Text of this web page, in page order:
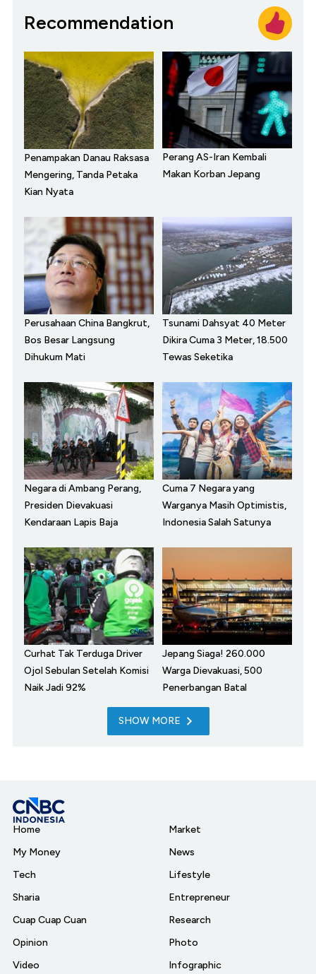
Recommendation
Penampakan Danau Raksasa
Mengering, Tanda Petaka
Kian Nyata
Perang AS-Iran Kembali
Makan Korban Jepang
Perusahaan China Bangkrut,
Bos Besar Langsung
Dihukum Mati
Tsunami Dahsyat 40 Meter
Dikira Cuma 3 Meter, 18.500
Tewas Seketika
Negara di Ambang Perang,
Presiden Dievakuasi
Kendaraan Lapis Baja
Cuma 7 Negara yang
Warganya Masih Optimistis,
Indonesia Salah Satunya
Curhat Tak Terduga Driver
Ojol Sebulan Setelah Komisi
Naik Jadi 92%
Jepang Siaga! 260.000
Warga Dievakuasi, 500
Penerbangan Batal
SHOW MORE
Home
My Money
Tech
Sharia
Cuap Cuap Cuan
Opinion
Video
Market
News
Lifestyle
Entrepreneur
Research
Photo
Infographic